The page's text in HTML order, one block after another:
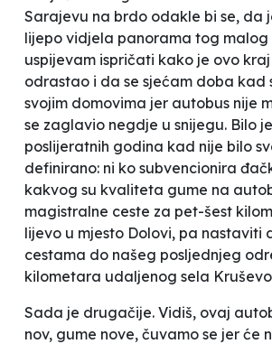
Sarajevu na brdo odakle bi se, da
lijepo vidjela panorama tog
uspijevam ispričati kako je ovo
odrastao i da se sjećam doba kad
svojim domovima jer autobus nije
se zaglavio negdje u snijegu. Bilo
poslijeratnih godina kad nije bilo
definirano: ni ko subvencionira
kakvog su kvaliteta gume na
magistralne ceste za pet-šest
lijevo u mjesto Dolovi, pa nastaviti
cestama do našeg posljednjeg
kilometara udaljenog sela
Sada je drugačije. Vidiš, ovaj
nov, gume nove, čuvamo se jer će